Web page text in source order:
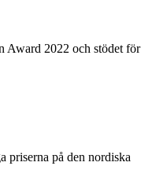
Award 2022 och stödet för
priserna på den nordiska